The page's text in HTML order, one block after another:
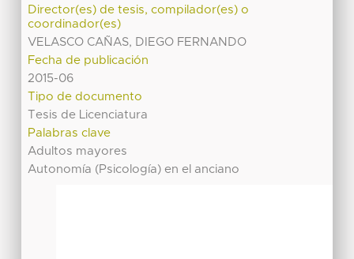
Director(es) de tesis, compilador(es) o
coordinador(es)
VELASCO CAÑAS, DIEGO FERNANDO
Fecha de publicación
2015-06
Tipo de documento
Tesis de Licenciatura
Palabras clave
Adultos mayores
Autonomía (Psicología) en el anciano